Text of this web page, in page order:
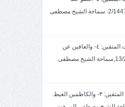
المقدرة. بتاريخ 27 2/1447. سماحة الشيخ مصطفى
خطبة الجمعة: سمات المتقين: ٤- والعافين عن
الناس.بتاريخ13/2/1447,سماحة الشيخ مصطفى
خطبة الجمعةسمات المتقين: ٣- والكاظمين الغيظ.